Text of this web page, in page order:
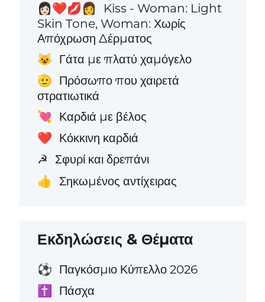
👩🏻‍❤️‍💋‍👩
Kiss - Woman: Light
Skin Tone, Woman: Χωρίς
Απόχρωση Δέρματος
😺 Γάτα με πλατύ χαμόγελο
🫡 Πρόσωπο που χαιρετά
στρατιωτικά
💘 Καρδιά με βέλος
❤️ Κόκκινη καρδιά
☭ Σφυρί και δρεπάνι
👍 Σηκωμένος αντίχειρας
Εκδηλώσεις & Θέματα
⚽ Παγκόσμιο Κύπελλο 2026
✝️ Πάσχα